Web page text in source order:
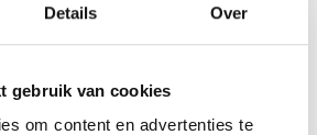
Details Over
gebruik van cookies
om content en advertenties te